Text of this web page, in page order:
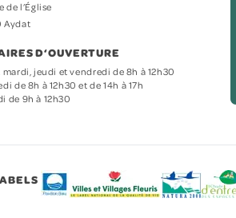
de l’Église
Aydat
D‘OUVERTURE
mardi, jeudi et vendredi de 8h à 12h30
de 8h à 12h30 et de 14h à 17h
de 9h à 12h30